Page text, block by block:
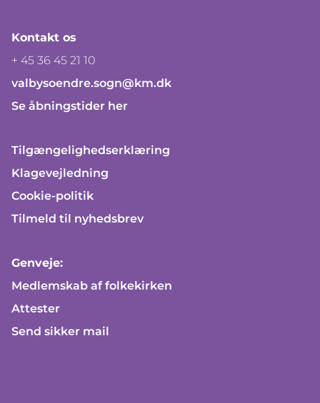
Kontakt os
+ 45 36 45 21 10
valbysoendre.sogn@km.dk
Se åbningstider her
Tilgængelighedserklæring
Klagevejledning
Cookie-politik
Tilmeld til nyhedsbrev
Genveje:
Medlemskab af folkekirken
Attester
Send sikker mail